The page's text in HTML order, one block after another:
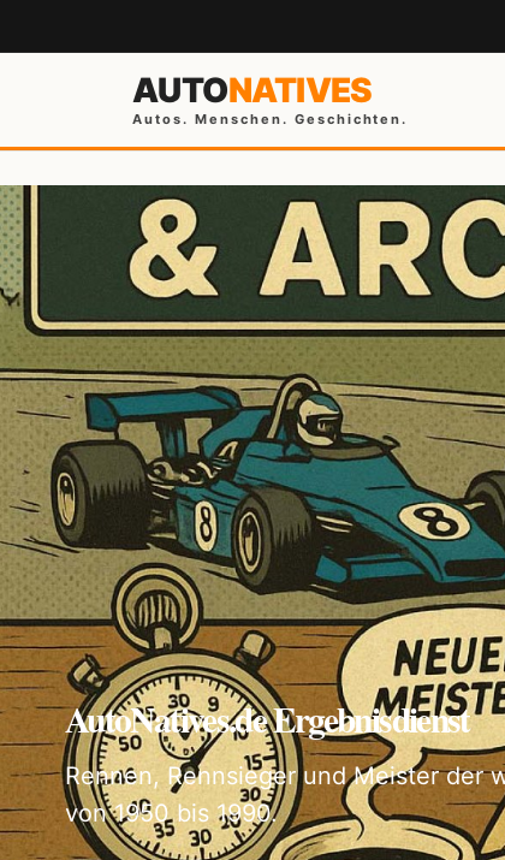
AUTONATIVES
Autos. Menschen. Geschichten.
AutoNatives.de Ergebnisdienst
Rennen, Rennsieger und Meister
von 1950 bis 1990.